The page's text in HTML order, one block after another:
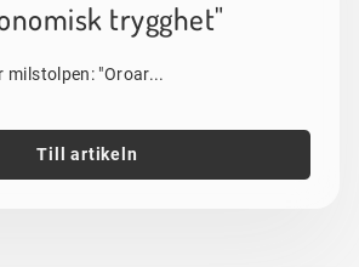
trygghet"
milstolpen: "Oroar...
Till artikeln